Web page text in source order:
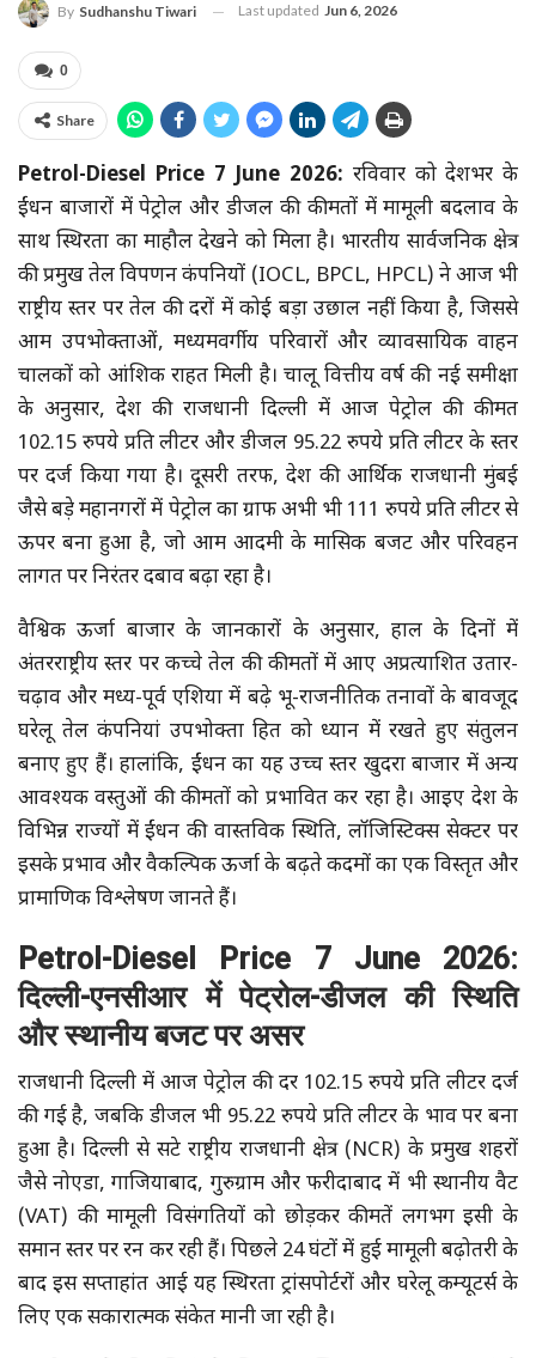
By Sudhanshu Tiwari Last updated Jun 6, 2026
0
Share
Petrol-Diesel Price 7 June 2026: रविवार को देशभर के
ईंधन बाजारों में पेट्रोल और डीजल की कीमतों में मामूली बदलाव के
साथ स्थिरता का माहौल देखने को मिला है। भारतीय सार्वजनिक क्षेत्र
की प्रमुख तेल विपणन कंपनियों (IOCL, BPCL, HPCL) ने आज भी
राष्ट्रीय स्तर पर तेल की दरों में कोई बड़ा उछाल नहीं किया है, जिससे
आम उपभोक्ताओं, मध्यमवर्गीय परिवारों और व्यावसायिक वाहन
चालकों को आंशिक राहत मिली है। चालू वित्तीय वर्ष की नई समीक्षा
के अनुसार, देश की राजधानी दिल्ली में आज पेट्रोल की कीमत
102.15 रुपये प्रति लीटर और डीजल 95.22 रुपये प्रति लीटर के स्तर
पर दर्ज किया गया है। दूसरी तरफ, देश की आर्थिक राजधानी मुंबई
जैसे बड़े महानगरों में पेट्रोल का ग्राफ अभी भी 111 रुपये प्रति लीटर से
ऊपर बना हुआ है, जो आम आदमी के मासिक बजट और परिवहन
लागत पर निरंतर दबाव बढ़ा रहा है।
वैश्विक ऊर्जा बाजार के जानकारों के अनुसार, हाल के दिनों में
अंतरराष्ट्रीय स्तर पर कच्चे तेल की कीमतों में आए अप्रत्याशित उतार-
चढ़ाव और मध्य-पूर्व एशिया में बढ़े भू-राजनीतिक तनावों के बावजूद
घरेलू तेल कंपनियां उपभोक्ता हित को ध्यान में रखते हुए संतुलन
बनाए हुए हैं। हालांकि, ईंधन का यह उच्च स्तर खुदरा बाजार में अन्य
आवश्यक वस्तुओं की कीमतों को प्रभावित कर रहा है। आइए देश के
विभिन्न राज्यों में ईंधन की वास्तविक स्थिति, लॉजिस्टिक्स सेक्टर पर
इसके प्रभाव और वैकल्पिक ऊर्जा के बढ़ते कदमों का एक विस्तृत और
प्रामाणिक विश्लेषण जानते हैं।
Petrol-Diesel Price 7 June 2026:
दिल्ली-एनसीआर में पेट्रोल-डीजल की स्थिति
और स्थानीय बजट पर असर
राजधानी दिल्ली में आज पेट्रोल की दर 102.15 रुपये प्रति लीटर दर्ज
की गई है, जबकि डीजल भी 95.22 रुपये प्रति लीटर के भाव पर बना
हुआ है। दिल्ली से सटे राष्ट्रीय राजधानी क्षेत्र (NCR) के प्रमुख शहरों
जैसे नोएडा, गाजियाबाद, गुरुग्राम और फरीदाबाद में भी स्थानीय वैट
(VAT) की मामूली विसंगतियों को छोड़कर कीमतें लगभग इसी के
समान स्तर पर रन कर रही हैं। पिछले 24 घंटों में हुई मामूली बढ़ोतरी के
बाद इस सप्ताहांत आई यह स्थिरता ट्रांसपोर्टरों और घरेलू कम्यूटर्स के
लिए एक सकारात्मक संकेत मानी जा रही है।